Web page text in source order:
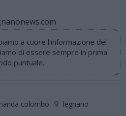
a cuore l'informazione del
di essere sempre in prima
puntuale.
colombo legnano